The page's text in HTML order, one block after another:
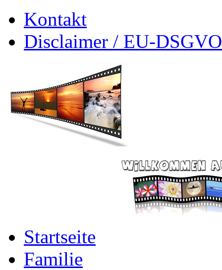
Kontakt
Disclaimer / EU-DSGVO
Startseite
Familie